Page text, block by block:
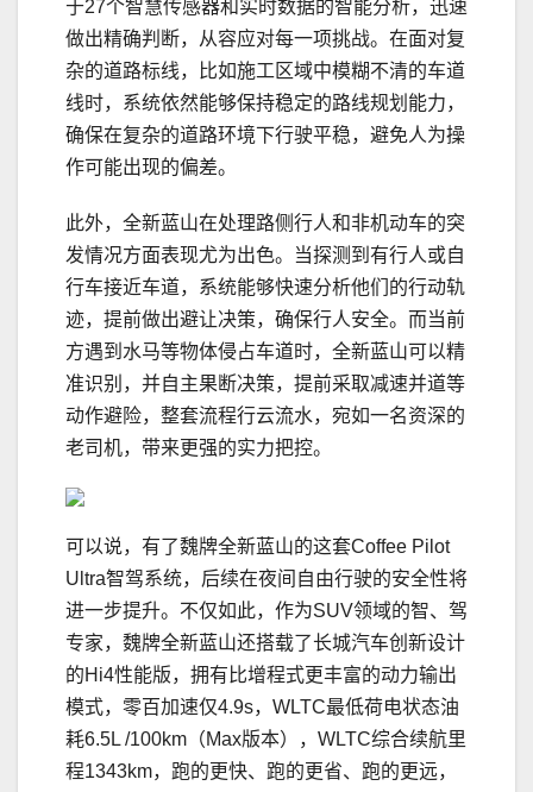
于27个智慧传感器和实时数据的智能分析，迅速
做出精确判断，从容应对每一项挑战。在面对复
杂的道路标线，比如施工区域中模糊不清的车道
线时，系统依然能够保持稳定的路线规划能力，
确保在复杂的道路环境下行驶平稳，避免人为操
作可能出现的偏差。
此外，全新蓝山在处理路侧行人和非机动车的突
发情况方面表现尤为出色。当探测到有行人或自
行车接近车道，系统能够快速分析他们的行动轨
迹，提前做出避让决策，确保行人安全。而当前
方遇到水马等物体侵占车道时，全新蓝山可以精
准识别，并自主果断决策，提前采取减速并道等
动作避险，整套流程行云流水，宛如一名资深的
老司机，带来更强的实力把控。
可以说，有了魏牌全新蓝山的这套Coffee Pilot
Ultra智驾系统，后续在夜间自由行驶的安全性将
进一步提升。不仅如此，作为SUV领域的智、驾
专家，魏牌全新蓝山还搭载了长城汽车创新设计
的Hi4性能版，拥有比增程式更丰富的动力输出
模式，零百加速仅4.9s，WLTC最低荷电状态油
耗6.5L /100km（Max版本），WLTC综合续航里
程1343km，跑的更快、跑的更省、跑的更远，